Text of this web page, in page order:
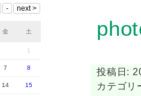
投稿日:
カテゴ
金 土
1
7 8
14 15